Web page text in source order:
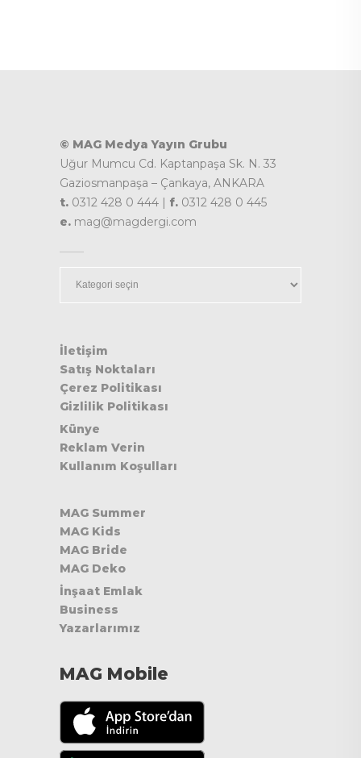
© MAG Medya Yayın Grubu
Uğur Mumcu Cd. Kaptanpaşa Sk. N. 33
Gaziosmanpaşa – Çankaya, ANKARA
t. 0312 428 0 444 | f. 0312 428 0 445
e. mag@magdergi.com
İletişim
Satış Noktaları
Çerez Politikası
Gizlilik Politikası
Künye
Reklam Verin
Kullanım Koşulları
MAG Summer
MAG Kids
MAG Bride
MAG Deko
İnşaat Emlak
Business
Yazarlarımız
MAG Mobile